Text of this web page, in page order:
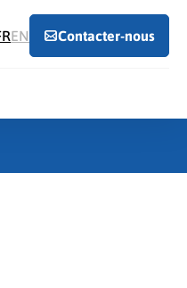
EN Contacter-nous